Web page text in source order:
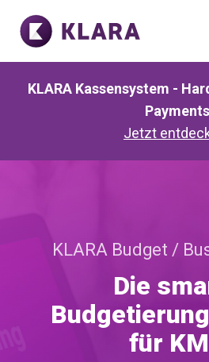
KLARA Kassensystem -
Payments
Jetzt
KLARA Budget /
Die
für